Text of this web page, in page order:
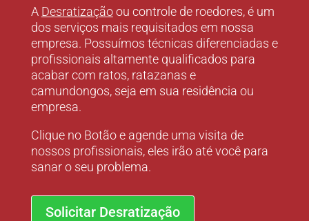
A Desratizaçãoou controle de roedores, é um
dos serviços mais requisitados em nossa
empresa. Possuímos técnicas diferenciadas e
profissionais altamente qualificados para
acabar com ratos, ratazanas e
camundongos, seja em sua residência ou
empresa.
Clique no Botão e agende uma visita de
nossos profissionais, eles irão até você para
sanar o seu problema.
Solicitar Desratização